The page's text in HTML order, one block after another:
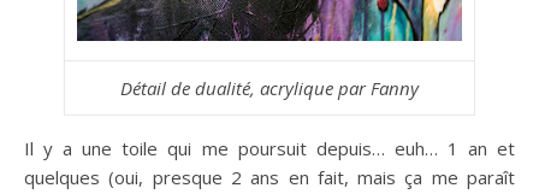
Détail de dualité, acrylique par Fanny
Il y a une toile qui me poursuit depuis… euh… 1 an et
quelques (oui, presque 2 ans en fait, mais ça me paraît